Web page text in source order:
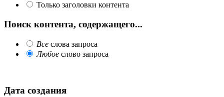
Только заголовки контента
Поиск контента, содержащего...
Все слова запроса
Любое слово запроса
Дата создания